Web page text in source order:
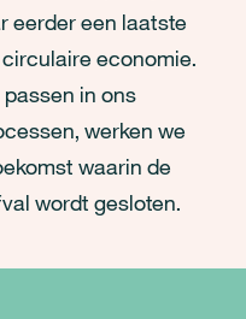
eerder een laatste
economie.
in ons
werken we
waarin de
wordt gesloten.